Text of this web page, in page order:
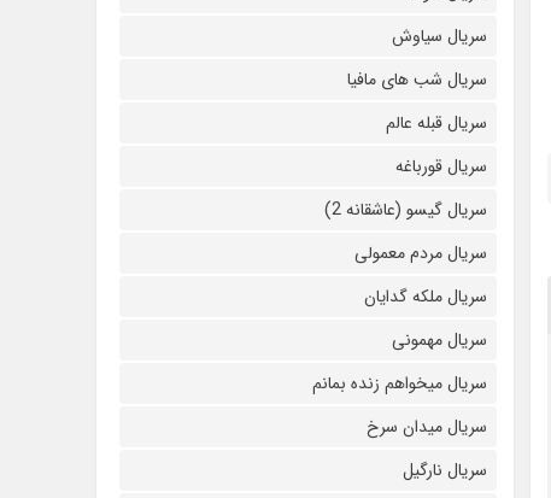
سریال سیاوش
سریال شب های مافیا
سریال قبله عالم
سریال قورباغه
سریال گیسو (عاشقانه 2)
سریال مردم معمولی
سریال ملکه گدایان
سریال مهمونی
سریال میخواهم زنده بمانم
سریال میدان سرخ
سریال نارگیل